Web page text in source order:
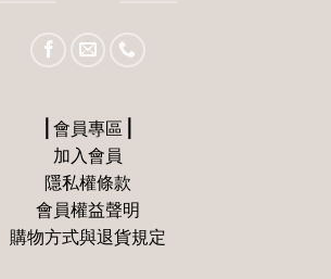
⎪會員專區⎪
加入會員
隱私權條款
會員權益聲明
購物方式與退貨規定